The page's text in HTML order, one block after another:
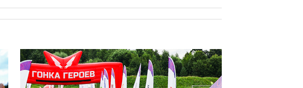
вчера, 21:00В России вновь
обсуждают эксперимент по
вчера, 20:45Матвиенко:
россиянам могут
рекомендовать не посещать
Армению